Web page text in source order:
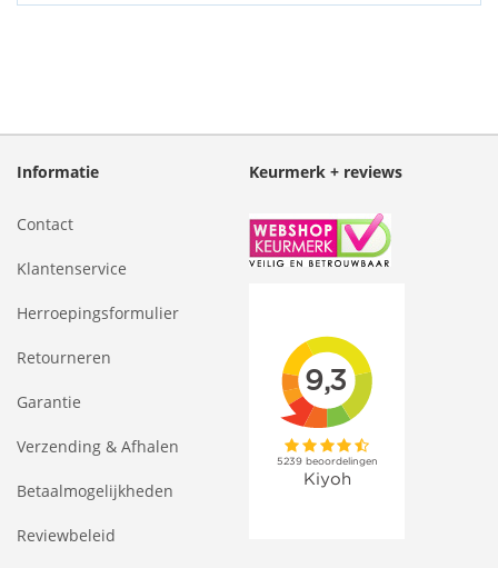
Informatie
Contact
Klantenservice
Herroepingsformulier
Retourneren
Garantie
Verzending & Afhalen
Betaalmogelijkheden
Reviewbeleid
Keurmerk + reviews